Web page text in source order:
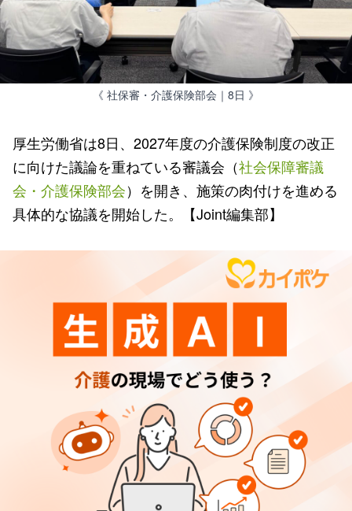
《 社保審・介護保険部会｜8日 》
厚生労働省は8日、2027年度の介護保険制度の改正
に向けた議論を重ねている審議会（社会保障審議
会・介護保険部会）を開き、施策の肉付けを進める
具体的な協議を開始した。【Joint編集部】